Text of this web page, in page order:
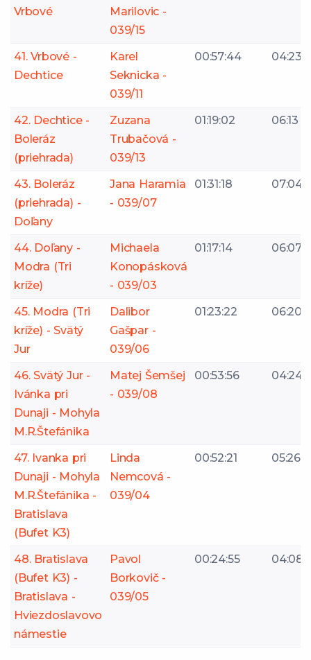
Vrbové
Marilovic -
039/15
41. Vrbové -
Dechtice
Karel
Seknicka -
039/11
00:57:44 04:23
42. Dechtice -
Boleráz
(priehrada)
Zuzana
Trubačová -
039/13
01:19:02 06:13
43. Boleráz
(priehrada) -
Doľany
Jana Haramia
- 039/07
01:31:18 07:04
44. Doľany -
Modra (Tri
kríže)
Michaela
Konopásková
- 039/03
01:17:14 06:07
45. Modra (Tri
kríže) - Svätý
Jur
Dalibor
Gašpar -
039/06
01:23:22 06:20
46. Svätý Jur -
Ivánka pri
Dunaji - Mohyla
M.R.Štefánika
Matej Šemšej
- 039/08
00:53:56 04:24
47. Ivanka pri
Dunaji - Mohyla
M.R.Štefánika -
Bratislava
(Bufet K3)
Linda
Nemcová -
039/04
00:52:21 05:26
48. Bratislava
(Bufet K3) -
Bratislava -
Hviezdoslavovo
námestie
Pavol
Borkovič -
039/05
00:24:55 04:08